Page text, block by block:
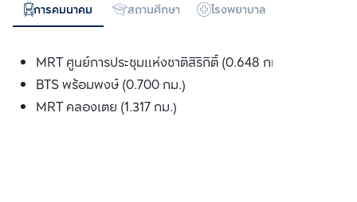
การคมนาคม สถานศึกษา โรงพยาบาล
MRT ศูนย์การประชุมแห่งชาติสิริกิติ์ (0.648 กม.)
BTS พร้อมพงษ์ (0.700 กม.)
MRT คลองเตย (1.317 กม.)